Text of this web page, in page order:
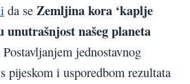
da se Zemljina kora ‘kaplje
unutrašnjost našeg planeta
Postavljanjem jednostavnog
pijeskom i usporedbom rezultata